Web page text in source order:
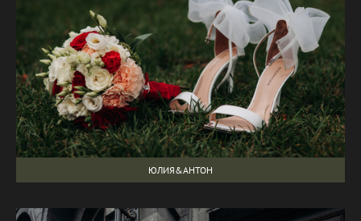
ЮЛИЯ&АНТОН